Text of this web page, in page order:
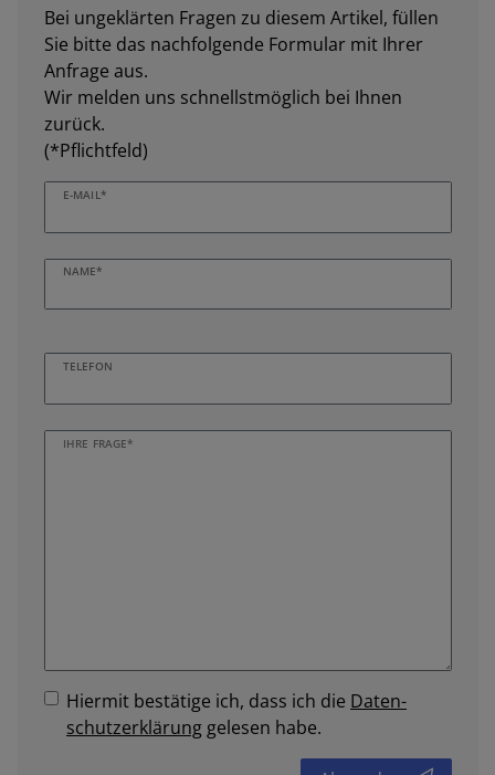
Bei ungeklärten Fragen zu diesem Artikel, füllen
Sie bitte das nachfolgende Formular mit Ihrer
Anfrage aus.
Wir melden uns schnellstmöglich bei Ihnen
zurück.
(*Pflichtfeld)
E-MAIL*
NAME*
TELEFON
IHRE FRAGE*
Hiermit bestätige ich, dass ich die Daten­
schutz­erklärung gelesen habe.